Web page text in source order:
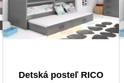
Detská posteľ RICO